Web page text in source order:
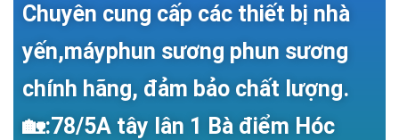
Chuyên cung cấp các thiết bị nhà
yến,máyphun sương phun sương
chính hãng, đảm bảo chất lượng.
🏡:78/5A tây lân 1 Bà điểm Hóc